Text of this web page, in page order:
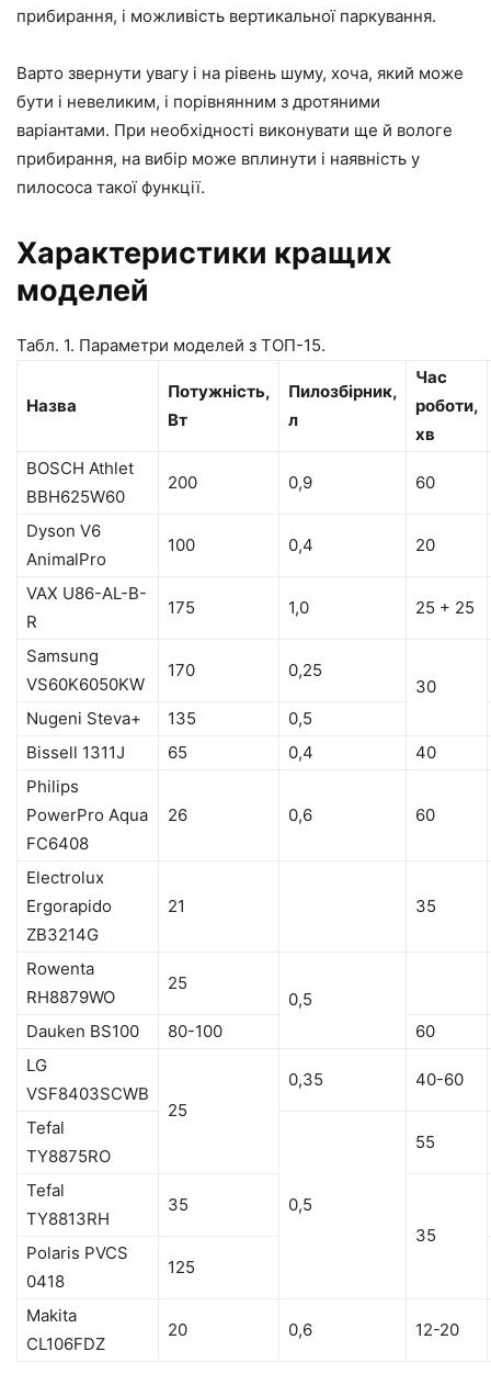
прибирання, і можливість вертикальної паркування.
Варто звернути увагу і на рівень шуму, хоча, який може
бути і невеликим, і порівнянним з дротяними
варіантами. При необхідності виконувати ще й вологе
прибирання, на вибір може вплинути і наявність у
пилососа такої функції.
Характеристики кращих
моделей
Табл. 1. Параметри моделей з ТОП-15.
Назва
Потужність,
Вт
Пилозбірник,
л
Час
роботи,
хв
BOSCH Athlet
BBH625W60
200 0,9 60
Dyson V6
AnimalPro
100 0,4 20
VAX U86-AL-B-
R
175 1,0 25 + 25
Samsung
VS60K6050KW
170 0,25
30
Nugeni Steva+
135
0,5
Bissell 1311J
65 0,4
40
Philips
PowerPro Aqua
FC6408
26 0,6 60
Electrolux
Ergorapido
ZB3214G
21 35
Rowenta
RH8879WO
25
0,5
Dauken BS100
80-100
60
LG
VSF8403SCWB
25
0,35 40-60
Tefal
TY8875RO
0,5
55
Tefal
TY8813RH
35
35
Polaris PVCS
0418
125
Makita
CL106FDZ
20 0,6 12-20